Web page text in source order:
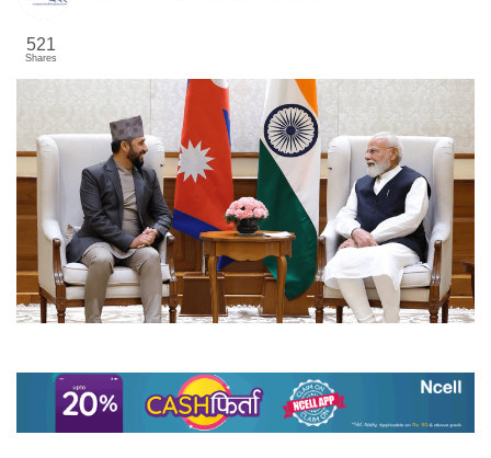
521
Shares